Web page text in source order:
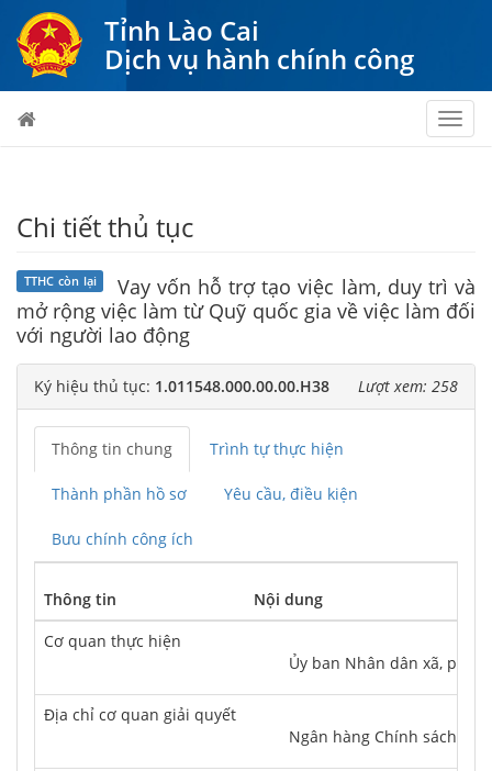
Tỉnh Lào Cai
Dịch vụ hành chính công
Chi tiết thủ tục
TTHC còn lại
Vay vốn hỗ trợ tạo việc làm, duy trì và
mở rộng việc làm từ Quỹ quốc gia về việc làm đối
với người lao động
Ký hiệu thủ tục: 1.011548.000.00.00.H38 Lượt xem: 258
Thông tin chung Trình tự thực hiện
Thành phần hồ sơ Yêu cầu, điều kiện
Bưu chính công ích
Thông tin
Nội dung
Cơ quan thực hiện
Ủy ban Nhân dân xã,
Địa chỉ cơ quan giải quyết
Ngân hàng Chính sách xã